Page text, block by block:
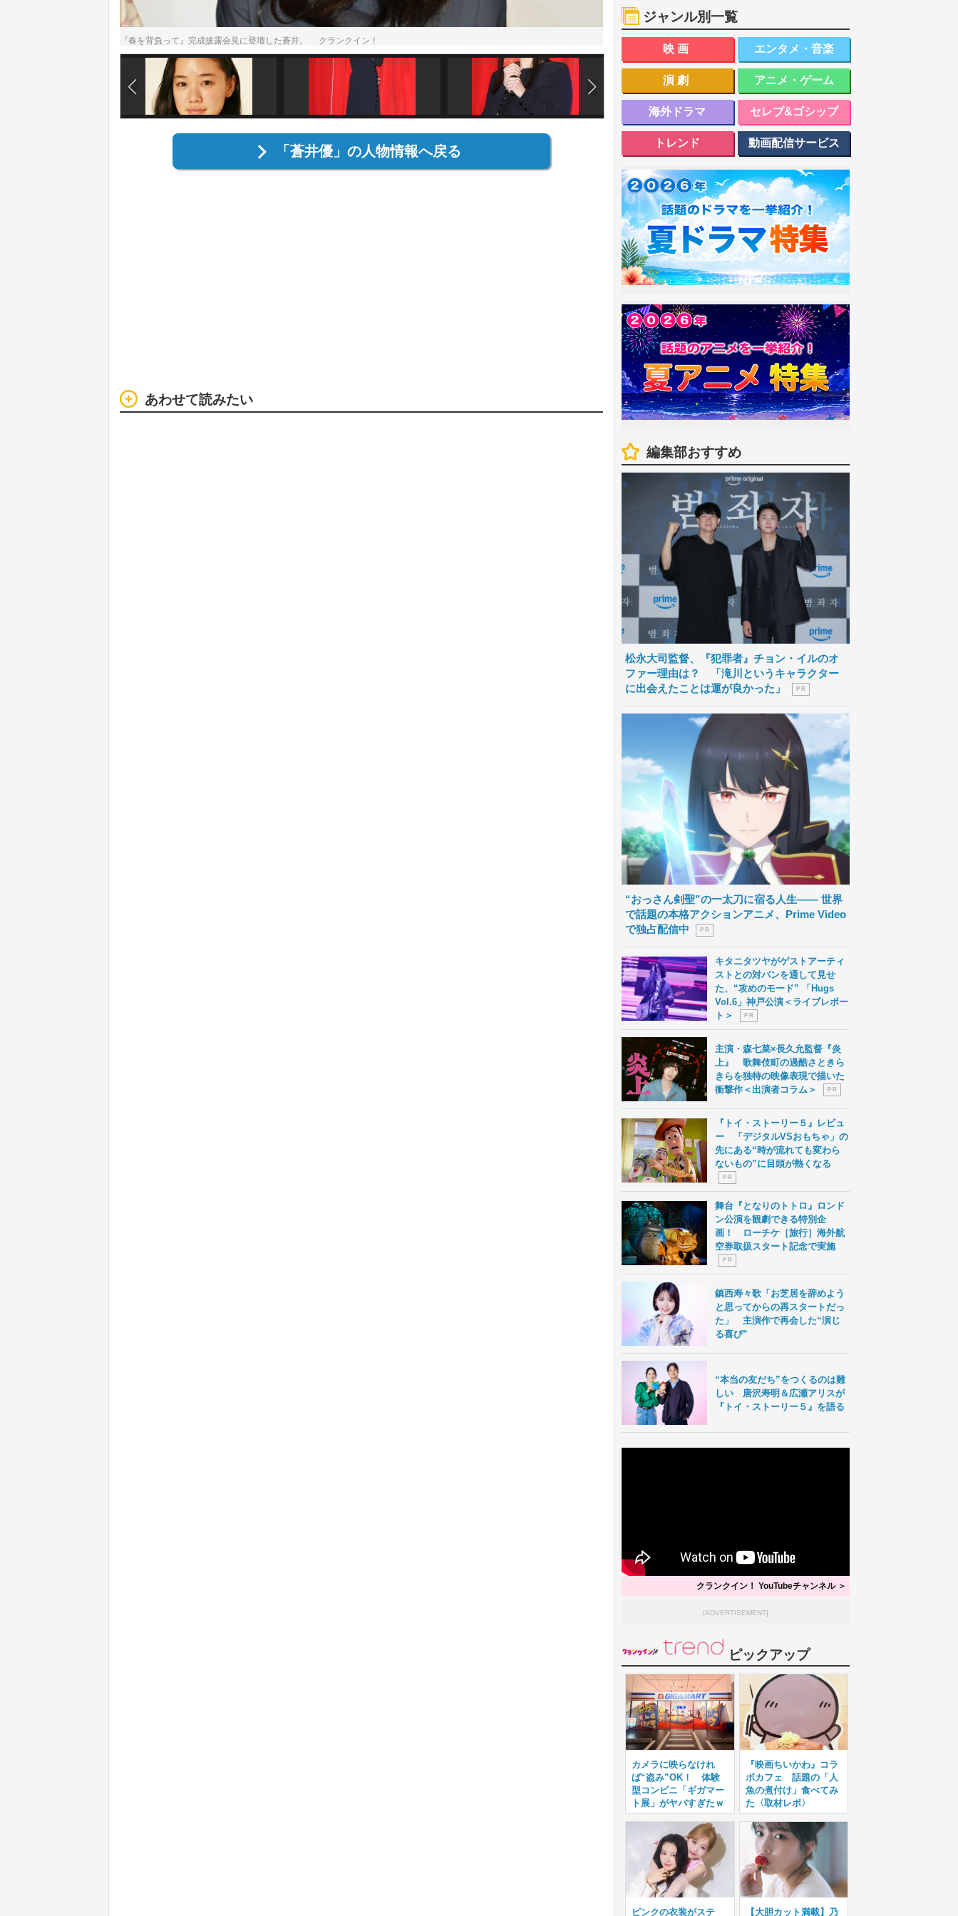
『春を背負って』完成披露会見に登壇した蒼井。 クランクイン！
「蒼井優」の人物情報へ戻る
あわせて読みたい
ジャンル別一覧
映画 エンタメ・音楽
演劇 アニメ・ゲーム
海外ドラマ セレブ&ゴシップ
トレンド 動画配信サービス
編集部おすすめ
松永大司監督、『犯罪者』チョン・イルのオ
ファー理由は？ 「滝川というキャラクター
に出会えたことは運が良かった」
P R
“おっさん剣聖”の一太刀に宿る人生―― 世界
で話題の本格アクションアニメ、Prime Video
で独占配信中
P R
キタニタツヤがゲストアーティ
ストとの対バンを通して見せ
た、“攻めのモード” 「Hugs
Vol.6」神戸公演＜ライブレポー
ト＞
P R
主演・森七菜×長久允監督『炎
上』 歌舞伎町の過酷さときら
きらを独特の映像表現で描いた
衝撃作＜出演者コラム＞
P R
『トイ・ストーリー５』レビュ
ー 「デジタルVSおもちゃ」の
先にある“時が流れても変わら
ないもの”に目頭が熱くなる
P R
舞台『となりのトトロ』ロンド
ン公演を観劇できる特別企
画！ ローチケ［旅行］海外航
空券取扱スタート記念で実施
P R
鎮西寿々歌「お芝居を辞めよう
と思ってからの再スタートだっ
た」 主演作で再会した“演じ
る喜び”
“本当の友だち”をつくるのは難
しい 唐沢寿明＆広瀬アリスが
『トイ・ストーリー５』を語る
クランクイン！ YouTubeチャンネル ＞
[ADVERTISEMENT]
ピックアップ
カメラに映らなけれ
ば“盗み”OK！ 体験
型コンビニ「ギガマー
ト展」がヤバすぎたｗ
『映画ちいかわ』コラ
ボカフェ 話題の「人
魚の煮付け」食べてみ
た〈取材レポ〉
ピンクの衣装がステ 【大胆カット満載】乃